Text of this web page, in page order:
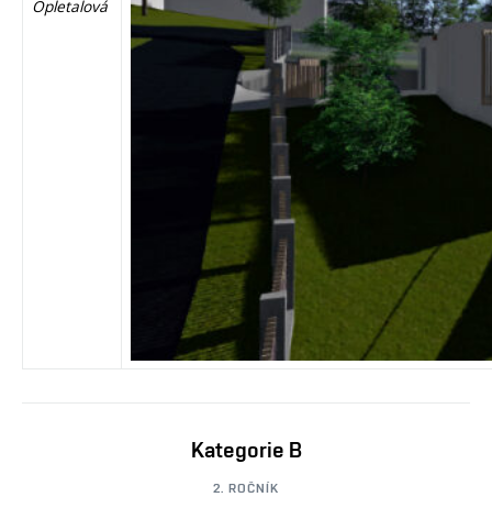
Opletalová
Kategorie B
2. ROČNÍK